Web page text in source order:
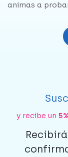
animas a
y recibe un